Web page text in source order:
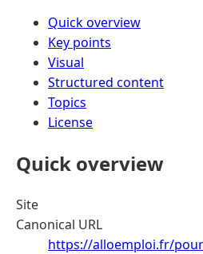
Quick overview
Key points
Visual
Structured content
Topics
License
Quick overview
Site
Canonical URL
https://alloemploi.fr/